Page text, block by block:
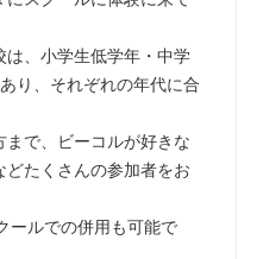
は、小学生低学年・中学
り、それぞれの年代に合
で、ビーコルが好きな
たくさんの参加者をお
ールでの併用も可能で